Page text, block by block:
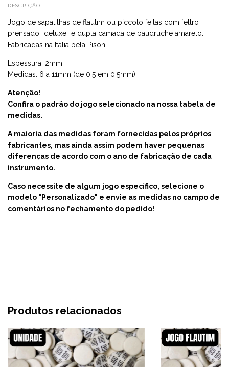
DESCRIÇÃO
Jogo de sapatilhas de flautim ou píccolo feitas com feltro
prensado “deluxe” e dupla camada de baudruche amarelo.
Fabricadas na Itália pela Pisoni.
Espessura: 2mm
Medidas: 6 a 11mm (de 0,5 em 0,5mm)
Atenção!
Confira o padrão do jogo selecionado na nossa tabela de
medidas.
A maioria das medidas foram fornecidas pelos próprios
fabricantes, mas ainda assim podem haver pequenas
diferenças de acordo com o ano de fabricação de cada
instrumento.
Caso necessite de algum jogo específico, selecione o
modelo "Personalizado" e envie as medidas no campo de
comentários no fechamento do pedido!
Produtos relacionados